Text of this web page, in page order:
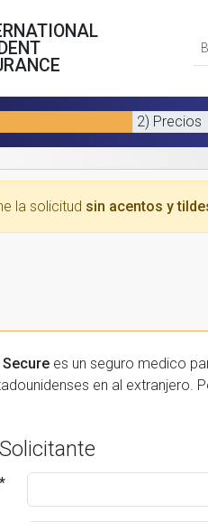
2) Precios
la solicitud sin acentos y
es un seguro medico para estudiantes
introduzca sus datos a continuacion para recibir un presupuesto gratuito y luego comprar una